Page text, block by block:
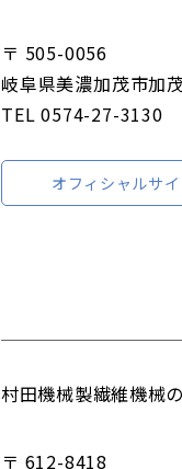
〒 505-0056
岐阜県美濃加茂市加
TEL 0574-27-3130
オフィシャルサイ
村田機械製繊維機械
〒 612-8418